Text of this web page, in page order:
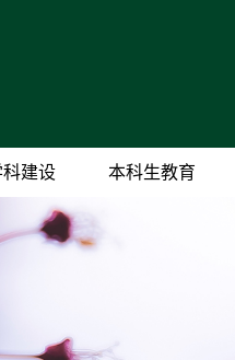
科建设 本科生教育